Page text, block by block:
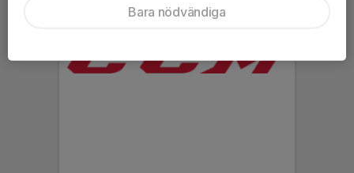
Bara nödvändiga